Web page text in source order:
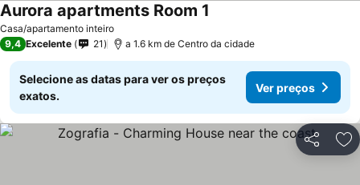
Casa/apartamento inteiro
Aurora apartments Room 1
9,4 Excelente 21 a 1.6 km de Centro da cidade
Selecione as datas para ver os preços
exatos.
Ver preços
Partilhar